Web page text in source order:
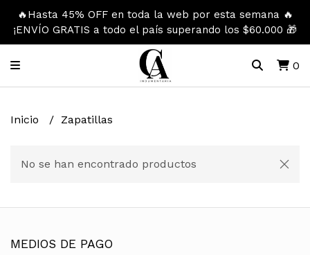
🔥Hasta 45% OFF en toda la web por esta semana 🔥
¡ENVÍO GRATIS a todo el país superando los $60.000 🎁
0
Inicio Zapatillas
No se han encontrado productos
MEDIOS DE PAGO